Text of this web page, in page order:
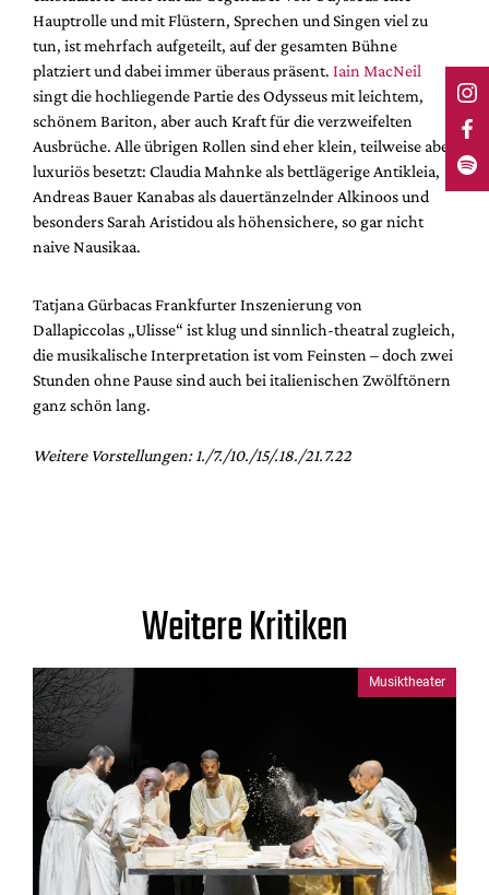
Hauptrolle und mit Flüstern, Sprechen und Singen viel zu
tun, ist mehrfach aufgeteilt, auf der gesamten Bühne
platziert und dabei immer überaus präsent. Iain MacNeil
singt die hochliegende Partie des Odysseus mit leichtem,
schönem Bariton, aber auch Kraft für die verzweifelten
Ausbrüche. Alle übrigen Rollen sind eher klein, teilweise aber
luxuriös besetzt: Claudia Mahnke als bettlägerige Antikleia,
Andreas Bauer Kanabas als dauertänzelnder Alkinoos und
besonders Sarah Aristidou als höhensichere, so gar nicht
naive Nausikaa.
Tatjana Gürbacas Frankfurter Inszenierung von
Dallapiccolas „Ulisse“ ist klug und sinnlich-theatral zugleich,
die musikalische Interpretation ist vom Feinsten – doch zwei
Stunden ohne Pause sind auch bei italienischen Zwölftönern
ganz schön lang.
Weitere Vorstellungen: 1./7./10./15/.18./21.7.22
Weitere Kritiken
Musiktheater